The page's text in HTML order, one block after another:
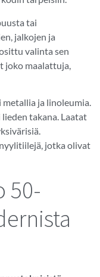
tai
jalkojen ja
valinta sen
joko maalattuja,
ja linoleumia.
takana. Laatat
jotka olivat
50-